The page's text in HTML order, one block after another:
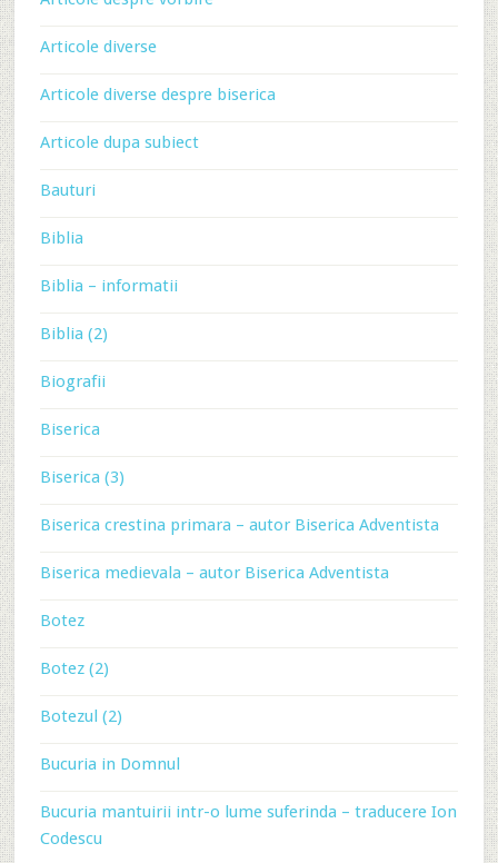
Articole diverse
Articole diverse despre biserica
Articole dupa subiect
Bauturi
Biblia
Biblia – informatii
Biblia (2)
Biografii
Biserica
Biserica (3)
Biserica crestina primara – autor Biserica Adventista
Biserica medievala – autor Biserica Adventista
Botez
Botez (2)
Botezul (2)
Bucuria in Domnul
Bucuria mantuirii intr-o lume suferinda – traducere Ion
Codescu